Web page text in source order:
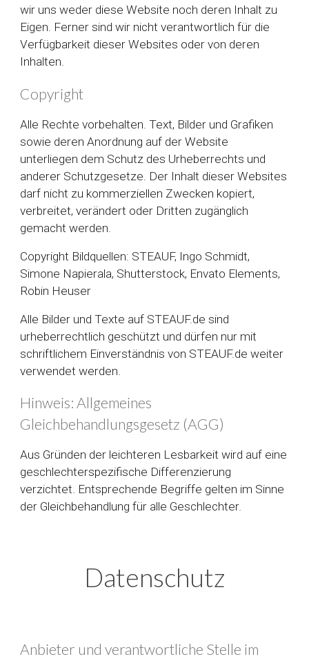
wir uns weder diese Website noch deren Inhalt zu
Eigen. Ferner sind wir nicht verantwortlich für die
Verfügbarkeit dieser Websites oder von deren
Inhalten.
Copyright
Alle Rechte vorbehalten. Text, Bilder und Grafiken
sowie deren Anordnung auf der Website
unterliegen dem Schutz des Urheberrechts und
anderer Schutzgesetze. Der Inhalt dieser Websites
darf nicht zu kommerziellen Zwecken kopiert,
verbreitet, verändert oder Dritten zugänglich
gemacht werden.
Copyright Bildquellen: STEAUF, Ingo Schmidt,
Simone Napierala, Shutterstock, Envato Elements,
Robin Heuser
Alle Bilder und Texte auf STEAUF.de sind
urheberrechtlich geschützt und dürfen nur mit
schriftlichem Einverständnis von STEAUF.de weiter
verwendet werden.
Hinweis: Allgemeines
Gleichbehandlungsgesetz (AGG)
Aus Gründen der leichteren Lesbarkeit wird auf eine
geschlechterspezifische Differenzierung
verzichtet. Entsprechende Begriffe gelten im Sinne
der Gleichbehandlung für alle Geschlechter.
Datenschutz
Anbieter und verantwortliche Stelle im